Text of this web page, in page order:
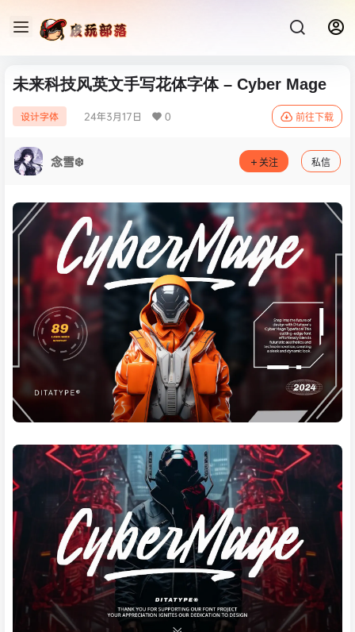
未来科技风英文手写花体字体 – Cyber Mage
设计字体 24年3月17日 0 前往下载
念雪❄️ 关注 私信